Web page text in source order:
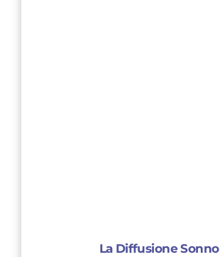
La Diffusione Sonno